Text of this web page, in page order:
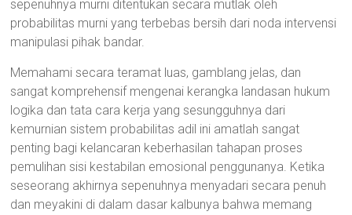
sepenuhnya murni ditentukan secara mutlak oleh
probabilitas murni yang terbebas bersih dari noda intervensi
manipulasi pihak bandar.
Memahami secara teramat luas, gamblang jelas, dan
sangat komprehensif mengenai kerangka landasan hukum
logika dan tata cara kerja yang sesungguhnya dari
kemurnian sistem probabilitas adil ini amatlah sangat
penting bagi kelancaran keberhasilan tahapan proses
pemulihan sisi kestabilan emosional penggunanya. Ketika
seseorang akhirnya sepenuhnya menyadari secara penuh
dan meyakini di dalam dasar kalbunya bahwa memang